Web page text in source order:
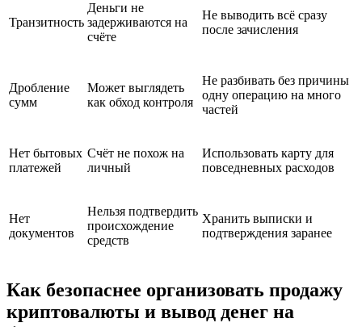
Транзитность
Деньги не
задерживаются на
счёте
Не выводить всё сразу
после зачисления
Дробление
сумм
Может выглядеть
как обход контроля
Не разбивать без причины
одну операцию на много
частей
Нет бытовых
платежей
Счёт не похож на
личный
Использовать карту для
повседневных расходов
Нет
документов
Нельзя подтвердить
происхождение
средств
Хранить выписки и
подтверждения заранее
Как безопаснее организовать продажу
криптовалюты и вывод денег на